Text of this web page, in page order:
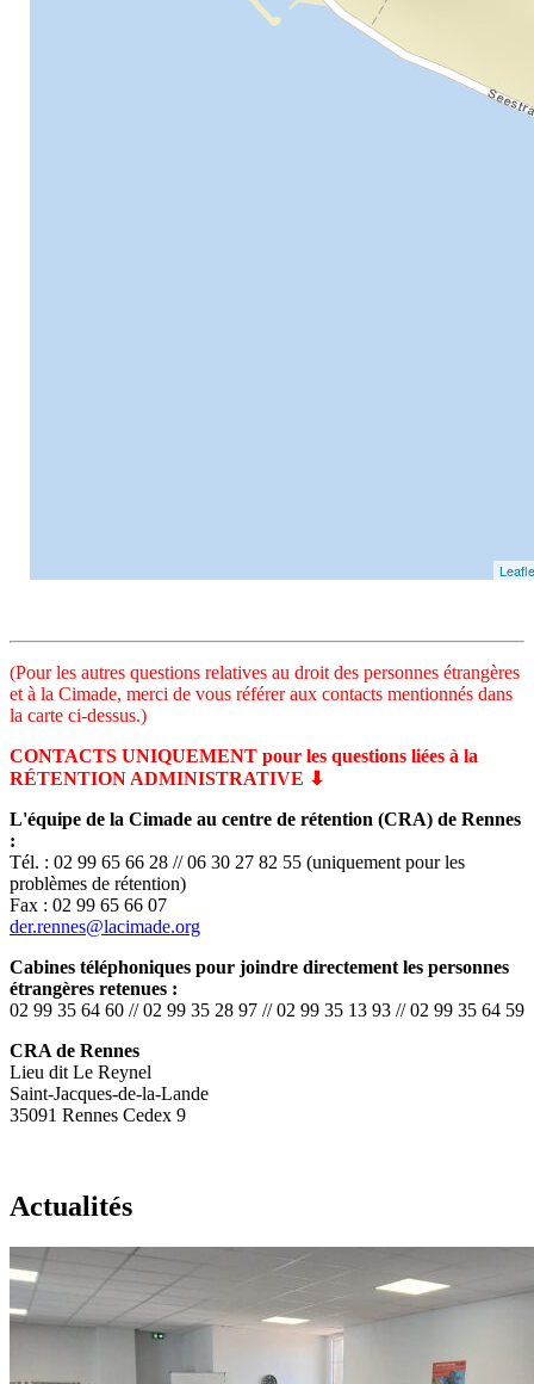
(Pour les autres questions relatives au droit des personnes étrangères
et à la Cimade, merci de vous référer aux contacts mentionnés dans
la carte ci-dessus.)
CONTACTS UNIQUEMENT pour les questions liées à la
RÉTENTION ADMINISTRATIVE ⬇
L'équipe de la Cimade au centre de rétention (CRA) de Rennes
:
Tél. : 02 99 65 66 28 // 06 30 27 82 55 (uniquement pour les
problèmes de rétention)
Fax : 02 99 65 66 07
der.rennes@lacimade.org
Cabines téléphoniques pour joindre directement les personnes
étrangères retenues :
02 99 35 64 60 // 02 99 35 28 97 // 02 99 35 13 93 // 02 99 35 64 59
CRA de Rennes
Lieu dit Le Reynel
Saint-Jacques-de-la-Lande
35091 Rennes Cedex 9
Actualités